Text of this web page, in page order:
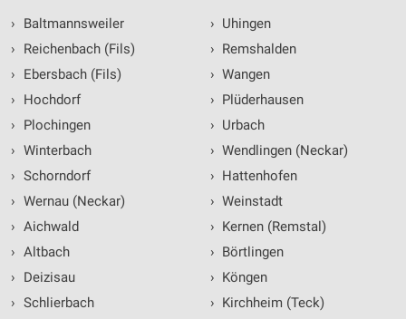
›
Baltmannsweiler
›
Reichenbach (Fils)
›
Ebersbach (Fils)
›
Hochdorf
›
Plochingen
› Winterbach
› Schorndorf
› Wernau (Neckar)
› Aichwald
› Altbach
›
Deizisau
› Schlierbach
› Uhingen
› Remshalden
› Wangen
› Plüderhausen
› Urbach
› Wendlingen (Neckar)
› Hattenhofen
› Weinstadt
› Kernen (Remstal)
› Börtlingen
› Köngen
› Kirchheim (Teck)